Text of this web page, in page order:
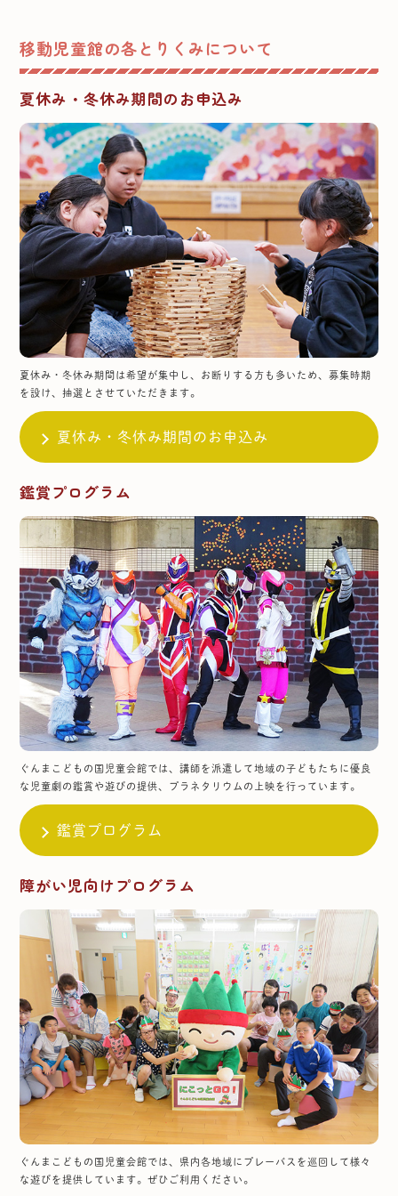
移動児童館の各とりくみについて
夏休み・冬休み期間のお申込み
夏休み・冬休み期間は希望が集中し、お断りする方も多いため、募集時期
を設け、抽選とさせていただきます。
夏休み・冬休み期間のお申込み
鑑賞プログラム
ぐんまこどもの国児童会館では、講師を派遣して地域の子どもたちに優良
な児童劇の鑑賞や遊びの提供、プラネタリウムの上映を行っています。
鑑賞プログラム
障がい児向けプログラム
ぐんまこどもの国児童会館では、県内各地域にプレーバスを巡回して様々
な遊びを提供しています。ぜひご利用ください。